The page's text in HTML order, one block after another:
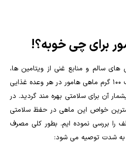
برای چی خوبه؟!
های سالم و منابع غنی از ویتامین ها،
املاح و مواد معدنی، با مصرف ۱۰۰ گرم ماهی هامور در هر وعده غذایی
آن برای سلامتی بهره مند گردید. در
و مهمترین خواص این ماهی در حفظ سلامتی
را بررسی نموده ایم. بطور کلی مصرف
به شدت توصیه می شود: